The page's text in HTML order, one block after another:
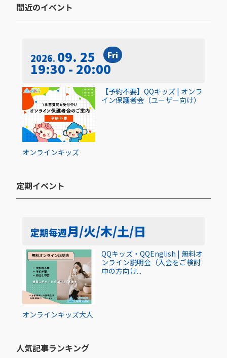
間近のイベント​
2026 09. 25 Fri
19:30 - 20:00
オンラインキッズ
【予約不要】QQキッズ | オンラ
イン保護者会（ユーザー向け）
定期イベント​
定期毎週月/火/木/土/日
オンラインキッズ大人
QQキッズ・QQEnglish | 無料オ
ンライン説明会（入会をご検討
中の方向け...
人気記事ランキング​